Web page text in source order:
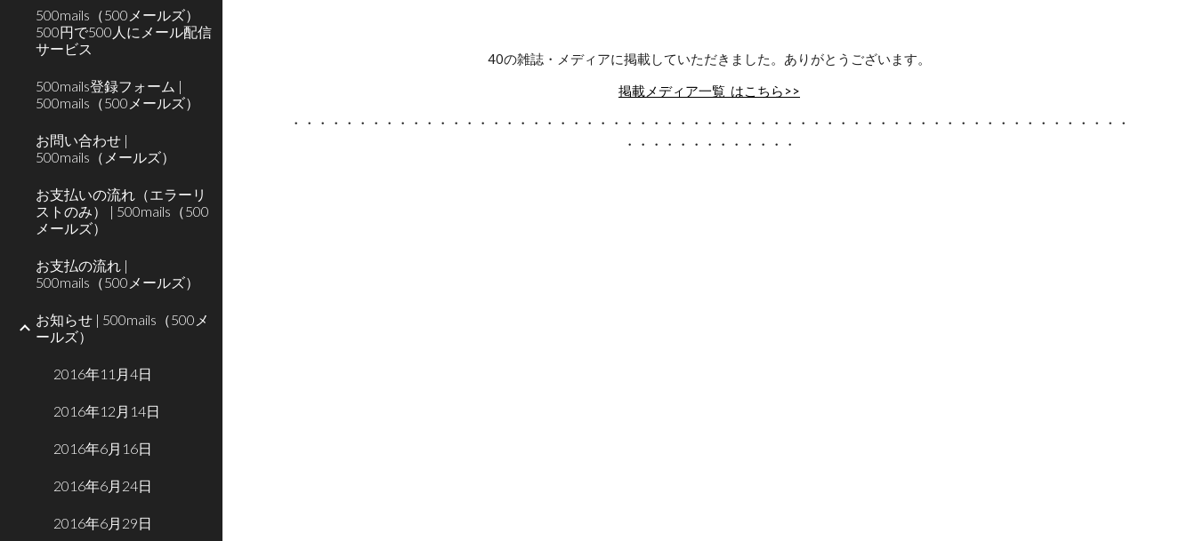
500mails（500メールズ）
500円で500人にメール配信
サービス
500mails登録フォーム |
500mails（500メールズ）
お問い合わせ |
500mails（メールズ）
お支払いの流れ（エラーリ
ストのみ） | 500mails（500
メールズ）
お支払の流れ |
500mails（500メールズ）
お知らせ | 500mails（500メ
ールズ）
2016年11月4日
2016年12月14日
2016年6月16日
2016年6月24日
2016年6月29日
40の雑誌・メディアに掲載していただきました。ありがとうございます。
掲載メディア一覧 はこちら>>
・・・・・・・・・・・・・・・・・・・・・・・・・・・・・・・・・・・・・・・・・・・・・・・・・・・・・・・・・・・・・・・
・・・・・・・・・・・・・